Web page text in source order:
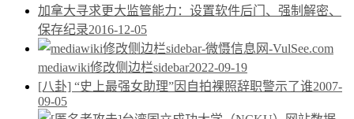
加拿大寻求更大监管能力：设置软件后门、强制解密、
保存纪录2016-12-05
mediawiki修改侧边栏sidebar2022-09-19
[八卦] “史上最强女助理”因自拍裸照辞职警示了谁2007-
09-05